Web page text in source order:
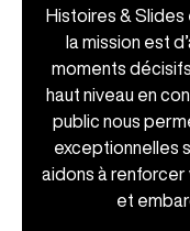
Histoires &
la mission est
moments
haut niveau en
public nous
exceptionnelles
aidons à
et